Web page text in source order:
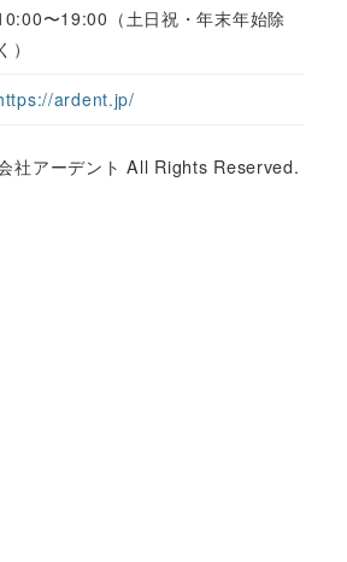
〜19:00（土日祝・年末年始除
く）
ardent.jp/
社アーデント All Rights Reserved.